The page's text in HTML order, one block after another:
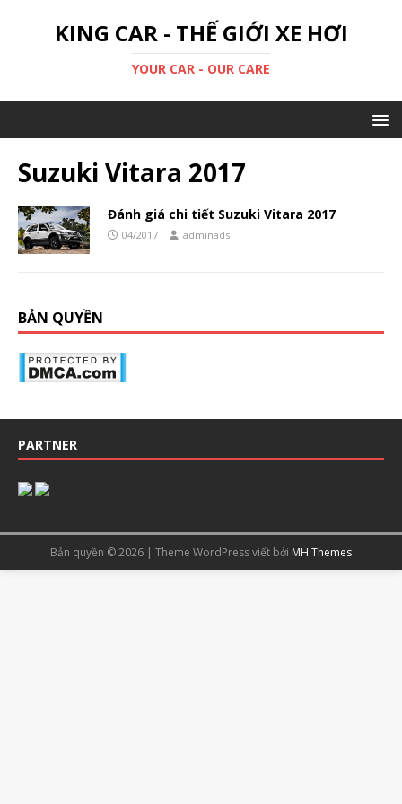
KING CAR - THẾ GIỚI XE HƠI
YOUR CAR - OUR CARE
Suzuki Vitara 2017
Đánh giá chi tiết Suzuki Vitara 2017
04/2017 adminads
BẢN QUYỀN
PARTNER
Bản quyền © 2026 | Theme WordPress viết bởi MH Themes